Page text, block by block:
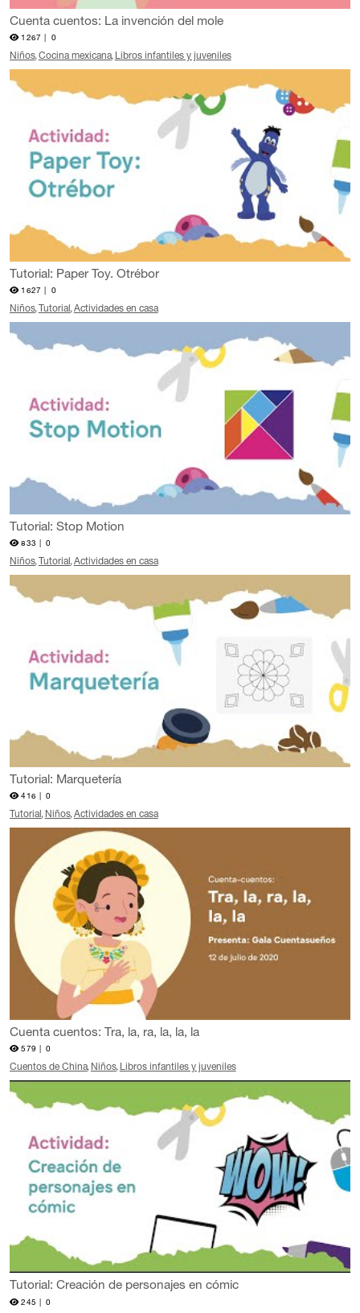
Cuenta cuentos: La invención del mole
1267 | 0
Niños Cocina mexicana Libros infantiles y juveniles
Tutorial: Paper Toy. Otrébor
1627 | 0
Niños Tutorial Actividades en casa
Tutorial: Stop Motion
833 | 0
Niños Tutorial Actividades en casa
Tutorial: Marquetería
416 | 0
Tutorial Niños Actividades en casa
Cuenta cuentos: Tra, la, ra, la, la, la
579 | 0
Cuentos de China Niños Libros infantiles y juveniles
Tutorial: Creación de personajes en cómic
245 | 0